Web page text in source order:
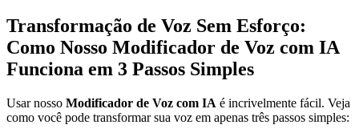
Transformação de Voz Sem Esforço:
Como Nosso Modificador de Voz com IA
Funciona em 3 Passos Simples
Usar nosso Modificador de Voz com IA é incrivelmente fácil. Veja
como você pode transformar sua voz em apenas três passos simples: